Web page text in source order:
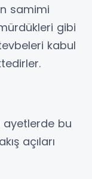
samimi
gibi
kabul
ayetlerde bu
açıları